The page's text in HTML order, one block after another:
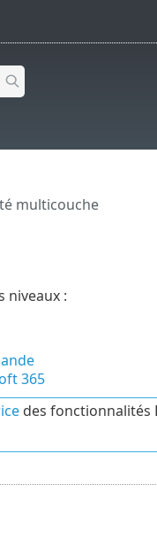
multicouche
niveaux :
365
des fonctionnalités